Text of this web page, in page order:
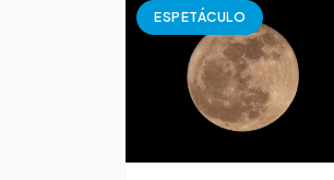
ESPETÁCULO